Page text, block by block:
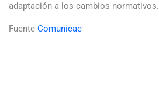
adaptación a los cambios normativos.
Fuente Comunicae